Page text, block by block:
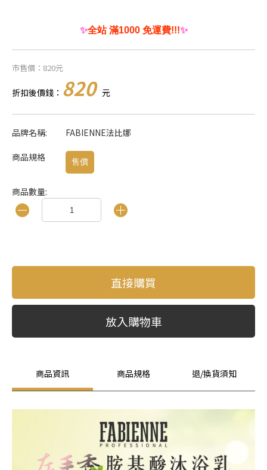
✨全站 滿1000 免運費!!!✨
市售價：820元
折扣後價錢： 820 元
品牌名稱: FABIENNE法比娜
商品規格 售價
商品數量:
直接購買
放入購物車
商品資訊 商品規格 退/換貨須知